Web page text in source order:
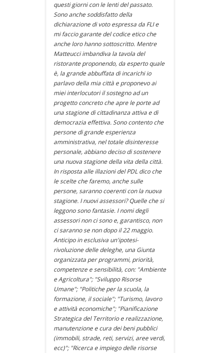
questi giorni con le lenti del passato.
Sono anche soddisfatto della
dichiarazione di voto espressa da FLI e
mi faccio garante del codice etico che
anche loro hanno sottoscritto. Mentre
Matteucci imbandiva la tavola del
ristorante proponendo, da esperto quale
è, la grande abbuffata di incarichi io
parlavo della mia città e proponevo ai
miei interlocutori il sostegno ad un
progetto concreto che apre le porte ad
una stagione di cittadinanza attiva e di
democrazia effettiva. Sono contento che
persone di grande esperienza
amministrativa, nel totale disinteresse
personale, abbiano deciso di sostenere
una nuova stagione della vita della città.
In risposta alle illazioni del PDL dico che
le scelte che faremo, anche sulle
persone, saranno coerenti con la nuova
stagione. I nuovi assessori? Quelle che si
leggono sono fantasie. I nomi degli
assessori non ci sono e, garantisco, non
ci saranno se non dopo il 22 maggio.
Anticipo in esclusiva un'ipotesi-
rivoluzione delle deleghe, una Giunta
organizzata per programmi, priorità,
competenze e sensibilità, con: "Ambiente
e Agricoltura"; "Sviluppo Risorse
Umane"; "Politiche per la scuola, la
formazione, il sociale"; "Turismo, lavoro
e attività economiche"; "Pianificazione
Strategica del Territorio e realizzazione,
manutenzione e cura dei beni pubblici
(immobili, strade, reti, servizi, aree verdi,
ecc)"; "Ricerca e impiego delle risorse